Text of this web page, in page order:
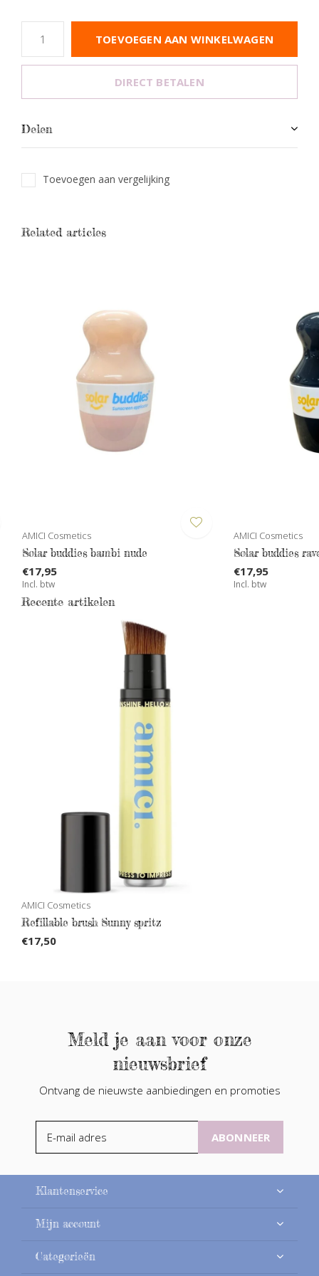
TOEVOEGEN AAN WINKELWAGEN
DIRECT BETALEN
Delen
Toevoegen aan vergelijking
Related articles
AMICI Cosmetics
Solar buddies bambi nude
€17,95
Incl. btw
AMICI Cosmetics
Solar buddies
€17,95
Incl. btw
Recente artikelen
AMICI Cosmetics
Refillable brush Sunny spritz
€17,50
Meld je aan voor onze
nieuwsbrief
Ontvang de nieuwste aanbiedingen en promoties
ABONNEER
Klantenservice
Mijn account
Categorieën